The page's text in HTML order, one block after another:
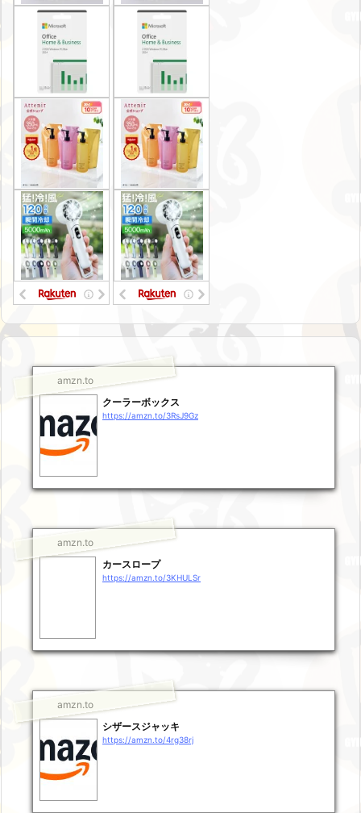
amzn.to
クーラーボックス
https://amzn.to/3RsJ9Gz
amzn.to
カースロープ
https://amzn.to/3KHULSr
amzn.to
シザースジャッキ
https://amzn.to/4rg38rj